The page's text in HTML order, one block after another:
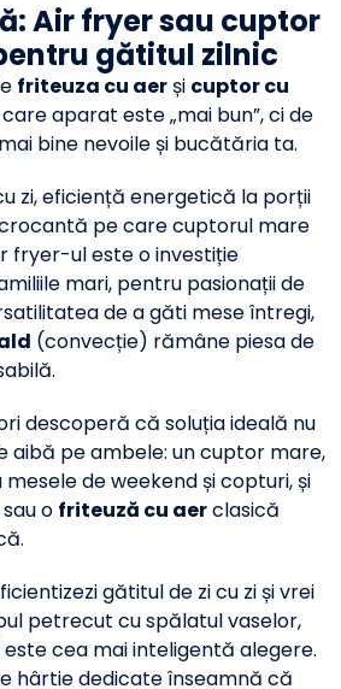
Air fryer sau cuptor
gătitul zilnic
friteuza cu aerși cuptor cu
aparat este „mai bun”, ci de
mai bine nevoile și bucătăria ta.
zi, eficiență energetică la porții
pe care cuptorul mare
fryer-ul este o investiție
mari, pentru pasionații de
de a găti mese întregi,
(convecție) rămâne piesa de
descoperă că soluția ideală nu
aibă pe ambele: un cuptor mare,
de weekend și copturi, și
sau o friteuză cu aerclasică
gătitul de zi cu zi și vrei
petrecut cu spălatul vaselor,
cea mai inteligentă alegere.
hârtie dedicate înseamnă că